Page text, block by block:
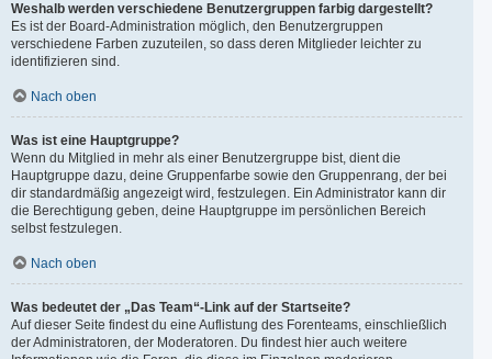
Weshalb werden verschiedene Benutzergruppen farbig dargestellt?
Es ist der Board-Administration möglich, den Benutzergruppen
verschiedene Farben zuzuteilen, so dass deren Mitglieder leichter zu
identifizieren sind.
Nach oben
Was ist eine Hauptgruppe?
Wenn du Mitglied in mehr als einer Benutzergruppe bist, dient die
Hauptgruppe dazu, deine Gruppenfarbe sowie den Gruppenrang, der bei
dir standardmäßig angezeigt wird, festzulegen. Ein Administrator kann dir
die Berechtigung geben, deine Hauptgruppe im persönlichen Bereich
selbst festzulegen.
Nach oben
Was bedeutet der „Das Team“-Link auf der Startseite?
Auf dieser Seite findest du eine Auflistung des Forenteams, einschließlich
der Administratoren, der Moderatoren. Du findest hier auch weitere